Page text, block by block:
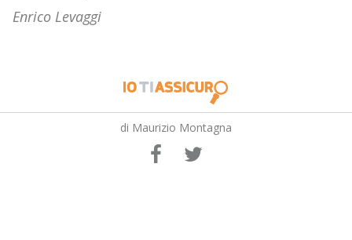
Enrico Levaggi
di Maurizio Montagna